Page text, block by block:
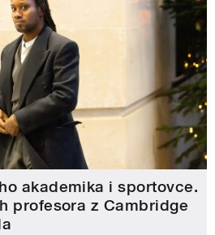
akademika i sportovce.
profesora z Cambridge